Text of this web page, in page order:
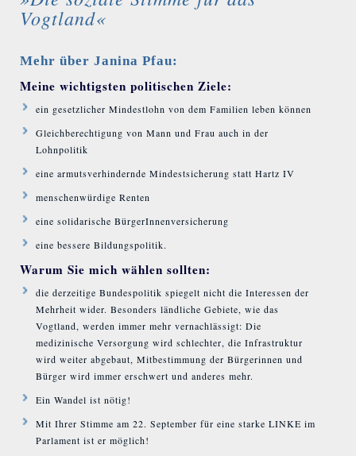
Vogtland«
Mehr über Janina Pfau:
Meine wichtigsten politischen Ziele:
ein gesetzlicher Mindestlohn von dem Familien leben können
Gleichberechtigung von Mann und Frau auch in der
Lohnpolitik
eine armutsverhindernde Mindestsicherung statt Hartz IV
menschenwürdige Renten
eine solidarische BürgerInnenversicherung
eine bessere Bildungspolitik.
Warum Sie mich wählen sollten:
die derzeitige Bundespolitik spiegelt nicht die Interessen der
Mehrheit wider. Besonders ländliche Gebiete, wie das
Vogtland, werden immer mehr vernachlässigt: Die
medizinische Versorgung wird schlechter, die Infrastruktur
wird weiter abgebaut, Mitbestimmung der Bürgerinnen und
Bürger wird immer erschwert und anderes mehr.
Ein Wandel ist nötig!
Mit Ihrer Stimme am 22. September für eine starke LINKE im
Parlament ist er möglich!